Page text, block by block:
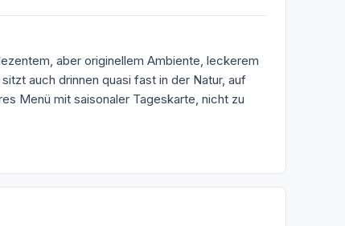
aber originellem Ambiente, leckerem
auch drinnen quasi fast in der Natur, auf
Menü mit saisonaler Tageskarte, nicht zu